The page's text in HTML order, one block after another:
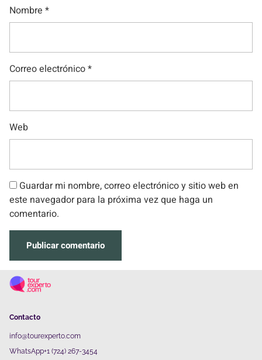
Nombre *
Correo electrónico*
Web
Guardar mi nombre, correo electrónico y sitio web en
este navegador para la próxima vez que haga un
comentario.
Contacto
info@tourexperto.com
WhatsApp+1 (724) 267-3454